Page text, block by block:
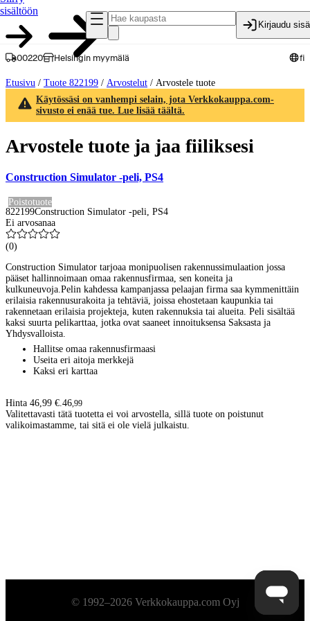
sisältöön
Kirjaudu
00220 Helsingin myymälä fi
Etusivu / Tuote 822199 / Arvostelut / Arvostele tuote
Käytössäsi on vanhempi selain, jota Verkkokauppa.com-
sivusto ei enää tue. Lue lisää täältä.
Arvostele tuote ja jaa fiiliksesi
Construction Simulator -peli, PS4
Poistotuote
822199Construction Simulator -peli, PS4
Ei arvosanaa
(0)
Construction Simulator tarjoaa monipuolisen rakennussimulaation jossa
pääset hallinnoimaan omaa rakennusfirmaa, sen koneita ja
kulkuneuvoja.Pelin kahdessa kampanjassa pelaajan firma saa kymmenittäin
erilaisia rakennusurakoita ja tehtäviä, joissa ehostetaan kaupunkia tai
rakennetaan erilaisia projekteja, kuten rakennuksia tai alueita. Peli sisältää
kaksi suurta pelikarttaa, jotka ovat saaneet innoituksensa Saksasta ja
Yhdysvalloista.
Hallitse omaa rakennusfirmaasi
Useita eri aitoja merkkejä
Kaksi eri karttaa
Hinta 46,99 €. 46,99
Valitettavasti tätä tuotetta ei voi arvostella, sillä tuote on poistunut
valikoimastamme, tai sitä ei ole vielä julkaistu.
Alatunniste© 1992–2026 Verkkokauppa.com Oyj